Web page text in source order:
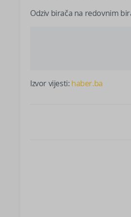
Odziv birača na redovnim
Izvor vijesti: haber.ba